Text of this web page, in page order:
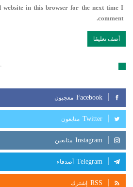
website in this browser for the next time I
comment.
Facebook معجبون
Twitter متابعون
Instagram متابعين
Telegram أصدقاء
RSS إشترك